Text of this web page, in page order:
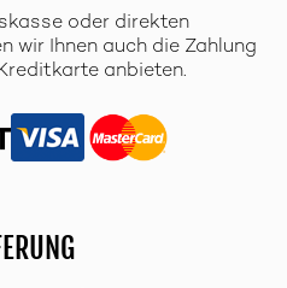
oder direkten
wir Ihnen auch die Zahlung
anbieten.